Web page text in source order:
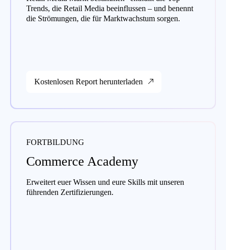
Trends, die Retail Media beeinflussen – und benennt
die Strömungen, die für Marktwachstum sorgen.
Kostenlosen Report herunterladen
FORTBILDUNG
Commerce Academy
Erweitert euer Wissen und eure Skills mit unseren
führenden Zertifizierungen.